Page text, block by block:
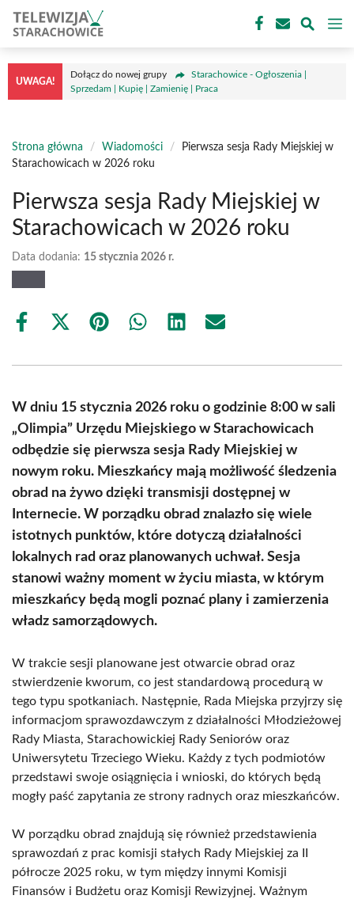
treści
UWAGA!
Dołącz do nowej grupy
Starachowice - Ogłoszenia |
Sprzedam | Kupię | Zamienię | Praca
Strona główna / Wiadomości /
Pierwsza sesja Rady Miejskiej w
Starachowicach w 2026 roku
Pierwsza sesja Rady Miejskiej w
Starachowicach w 2026 roku
Data dodania: 15 stycznia 2026 r.
Share
Share
(Twitter)
Share Share Share Share
W dniu 15 stycznia 2026 roku o godzinie 8:00 w sali
„Olimpia” Urzędu Miejskiego w Starachowicach
odbędzie się pierwsza sesja Rady Miejskiej w
nowym roku. Mieszkańcy mają możliwość śledzenia
obrad na żywo dzięki transmisji dostępnej w
Internecie. W porządku obrad znalazło się wiele
istotnych punktów, które dotyczą działalności
lokalnych rad oraz planowanych uchwał. Sesja
stanowi ważny moment w życiu miasta, w którym
mieszkańcy będą mogli poznać plany i zamierzenia
władz samorządowych.
W trakcie sesji planowane jest otwarcie obrad oraz
stwierdzenie kworum, co jest standardową procedurą w
tego typu spotkaniach. Następnie, Rada Miejska przyjrzy się
informacjom sprawozdawczym z działalności Młodzieżowej
Rady Miasta, Starachowickiej Rady Seniorów oraz
Uniwersytetu Trzeciego Wieku. Każdy z tych podmiotów
przedstawi swoje osiągnięcia i wnioski, do których będą
mogły paść zapytania ze strony radnych oraz mieszkańców.
W porządku obrad znajdują się również przedstawienia
sprawozdań z prac komisji stałych Rady Miejskiej za II
półrocze 2025 roku, w tym między innymi Komisji
Finansów i Budżetu oraz Komisji Rewizyjnej. Ważnym